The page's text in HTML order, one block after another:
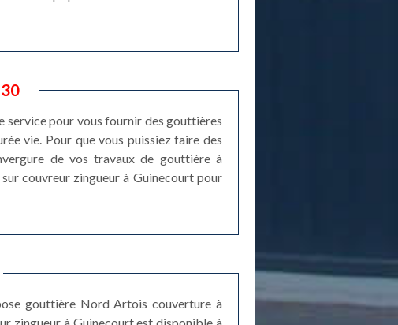
service pour vous fournir des gouttières
vie. Pour que vous puissiez faire des
de vos travaux de gouttière à
couvreur zingueur à Guinecourt pour
gouttière Nord Artois couverture à